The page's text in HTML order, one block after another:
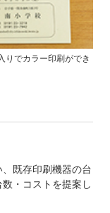
りでカラー印刷ができ
既存印刷機器の台
・コストを提案し